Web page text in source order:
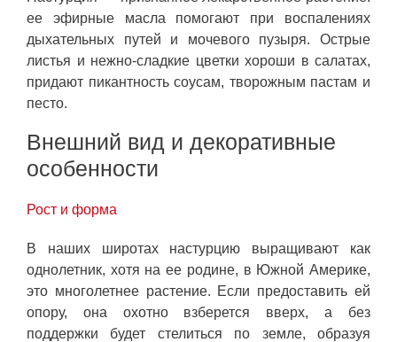
ее эфирные масла помогают при воспалениях
дыхательных путей и мочевого пузыря. Острые
листья и нежно-сладкие цветки хороши в салатах,
придают пикантность соусам, творожным пастам и
песто.
Внешний вид и декоративные
особенности
Рост и форма
В наших широтах настурцию выращивают как
однолетник, хотя на ее родине, в Южной Америке,
это многолетнее растение. Если предоставить ей
опору, она охотно взберется вверх, а без
поддержки будет стелиться по земле, образуя